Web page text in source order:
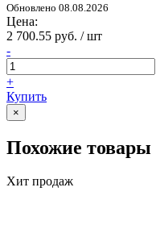
Обновлено 08.08.2026
Цена:
2 700.55 руб. / шт
-
+
Купить
×
Похожие товары
Хит продаж